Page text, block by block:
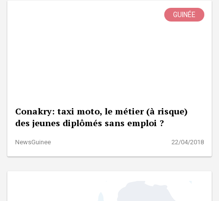
GUINÉE
Conakry: taxi moto, le métier (à risque)
des jeunes diplômés sans emploi ?
NewsGuinee 22/04/2018